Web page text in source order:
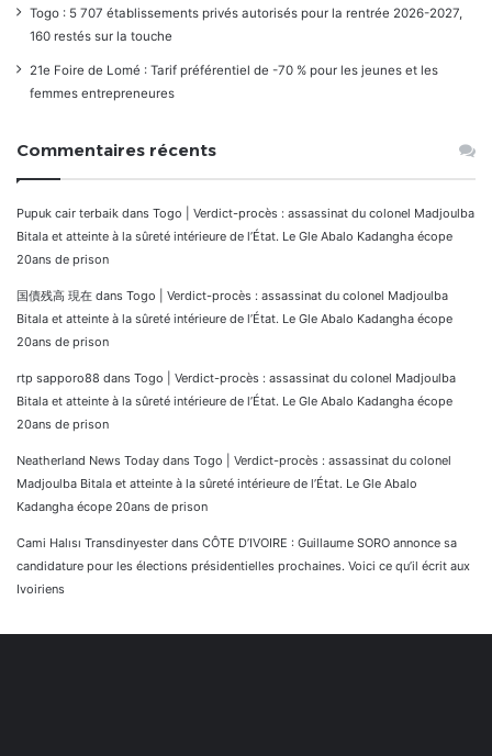
Togo : 5 707 établissements privés autorisés pour la rentrée 2026-2027,
160 restés sur la touche
21e Foire de Lomé : Tarif préférentiel de -70 % pour les jeunes et les
femmes entrepreneures
Commentaires récents
Pupuk cair terbaik dans Togo | Verdict-procès : assassinat du colonel Madjoulba
Bitala et atteinte à la sûreté intérieure de l’État. Le Gle Abalo Kadangha écope
20ans de prison
国債残高 現在 dans Togo | Verdict-procès : assassinat du colonel Madjoulba
Bitala et atteinte à la sûreté intérieure de l’État. Le Gle Abalo Kadangha écope
20ans de prison
rtp sapporo88 dans Togo | Verdict-procès : assassinat du colonel Madjoulba
Bitala et atteinte à la sûreté intérieure de l’État. Le Gle Abalo Kadangha écope
20ans de prison
Neatherland News Today dans Togo | Verdict-procès : assassinat du colonel
Madjoulba Bitala et atteinte à la sûreté intérieure de l’État. Le Gle Abalo
Kadangha écope 20ans de prison
Cami Halısı Transdinyester dans CÔTE D’IVOIRE : Guillaume SORO annonce sa
candidature pour les élections présidentielles prochaines. Voici ce qu’il écrit aux
Ivoiriens